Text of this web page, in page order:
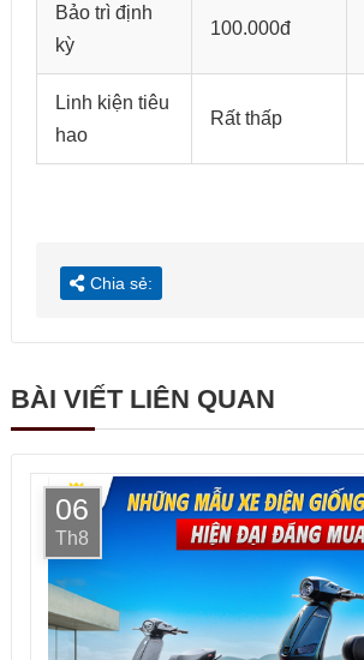
Bảo trì định
kỳ
100.000đ
Linh kiện tiêu
hao
Rất thấp
Chia sẻ:
BÀI VIẾT LIÊN QUAN
06
Th8